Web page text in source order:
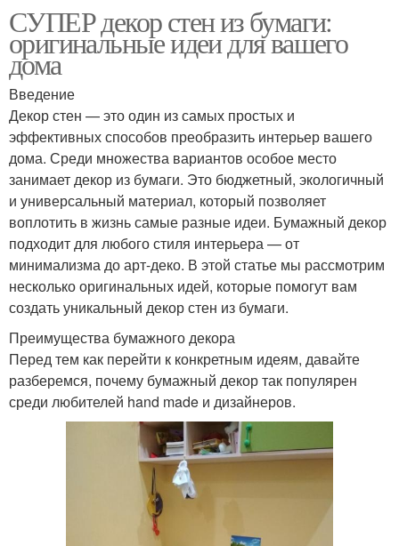
СУПЕР декор стен из бумаги:
оригинальные идеи для вашего
дома
Введение
Декор стен — это один из самых простых и
эффективных способов преобразить интерьер вашего
дома. Среди множества вариантов особое место
занимает декор из бумаги. Это бюджетный, экологичный
и универсальный материал, который позволяет
воплотить в жизнь самые разные идеи. Бумажный декор
подходит для любого стиля интерьера — от
минимализма до арт-деко. В этой статье мы рассмотрим
несколько оригинальных идей, которые помогут вам
создать уникальный декор стен из бумаги.
Преимущества бумажного декора
Перед тем как перейти к конкретным идеям, давайте
разберемся, почему бумажный декор так популярен
среди любителей hand made и дизайнеров.